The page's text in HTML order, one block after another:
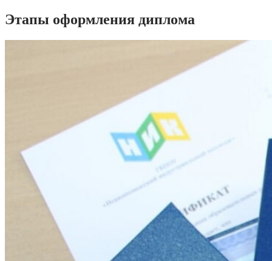
Этапы оформления диплома